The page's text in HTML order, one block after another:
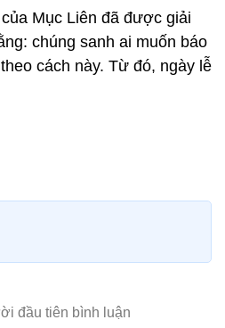
Mục Liên đã được giải
chúng sanh ai muốn báo
cách này. Từ đó, ngày lễ